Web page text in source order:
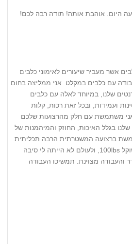
היום. אוהבת אותה! תודה רבה לכם!
אשר מעביר שיעורים לאימוני כלבים
עם כלבים במקלט. אני ממליצה בחום
שלנו, במיוחד לאלה עם כלבים
ועמידות, ובכל זאת רכות, קלות
אני משתמשת עם חלק מהרצועות שלכם
בגלל האיכות, החוזק והמיהמנות של
ברצועה המשטרתית הרבה תכליתית
עם הרועה הגרמני שלי, ששוקל 100lbs, ולעולם לא הייתה לי סיבה
והעבודה מצוינת. תמשיכו העבודה